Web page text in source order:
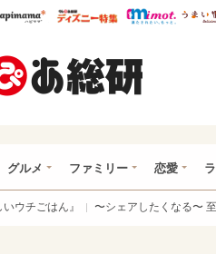
レぴあ総研ハピママ* ウレぴあ総研
グルメ ファミリー 恋愛
ウチごはん』 〜シェアしたくなる〜